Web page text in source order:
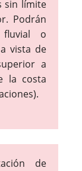
sin límite
Podrán
fluvial o
vista de
a
la costa
de